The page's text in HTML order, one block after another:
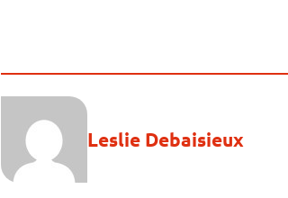
Leslie Debaisieux